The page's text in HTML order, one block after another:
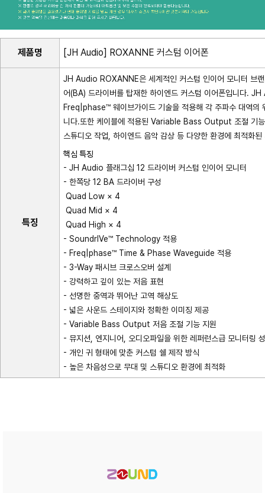
제품명 [JH Audio] ROXANNE 커스텀 이어폰
특징
JH Audio ROXANNE은 세계적인 커스텀 인이어 모니터 브
어(BA) 드라이버를 탑재한 하이엔드 커스텀 이어폰입니다.
Freq|phase™ 웨이브가이드 기술을 적용해 각 주파수 대역의
니다.또한 케이블에 적용된 Variable Bass Output 조절 기능
스튜디오 작업, 하이엔드 음악 감상 등 다양한 환경에 최적화
핵심 특징
- JH Audio 플래그십 12 드라이버 커스텀 인이어 모니터
- 한쪽당 12 BA 드라이버 구성
Quad Low × 4
Quad Mid × 4
Quad High × 4
- SoundrIVe™ Technology 적용
- Freq|phase™ Time & Phase Waveguide 적용
- 3-Way 패시브 크로스오버 설계
- 강력하고 깊이 있는 저음 표현
- 선명한 중역과 뛰어난 고역 해상도
- 넓은 사운드 스테이지와 정확한 이미징 제공
- Variable Bass Output 저음 조절 기능 지원
- 뮤지션, 엔지니어, 오디오파일을 위한 레퍼런스급 모니터링
- 개인 귀 형태에 맞춘 커스텀 쉘 제작 방식
- 높은 차음성으로 무대 및 스튜디오 환경에 최적화